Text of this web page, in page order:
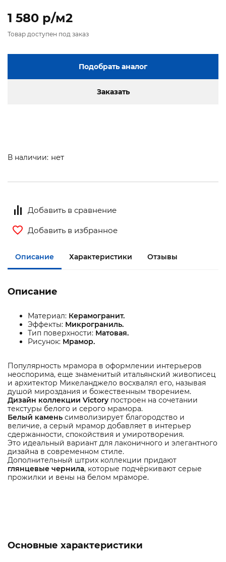
1 580 p/м2
Товар доступен под заказ
Подобрать аналог
Заказать
В наличии: нет
Добавить в сравнение
Добавить в избранное
Описание Характеристики Отзывы
Описание
Материал: Керамогранит.
Эффекты: Микрограниль.
Тип поверхности: Матовая.
Рисунок: Мрамор.
Популярность мрамора в оформлении интерьеров
неоспорима, еще знаменитый итальянский живописец
и архитектор Микеланджело восхвалял его, называя
душой мироздания и божественным творением.
Дизайн коллекции Victory построен на сочетании
текстуры белого и серого мрамора.
Белый камень символизирует благородство и
величие, а серый мрамор добавляет в интерьер
сдержанности, спокойствия и умиротворения.
Это идеальный вариант для лаконичного и элегантного
дизайна в современном стиле.
Дополнительный штрих коллекции придают
глянцевые чернила, которые подчёркивают серые
прожилки и вены на белом мраморе.
Основные характеристики